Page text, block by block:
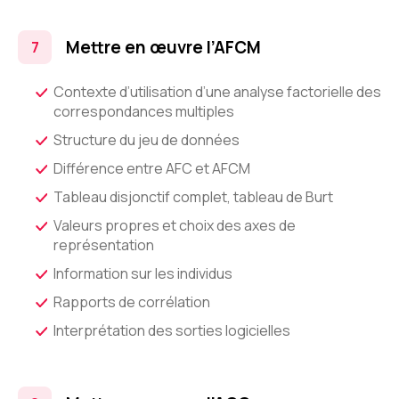
Mettre en œuvre l’AFCM
Contexte d’utilisation d’une analyse factorielle des
correspondances multiples
Structure du jeu de données
Différence entre AFC et AFCM
Tableau disjonctif complet, tableau de Burt
Valeurs propres et choix des axes de
représentation
Information sur les individus
Rapports de corrélation
Interprétation des sorties logicielles